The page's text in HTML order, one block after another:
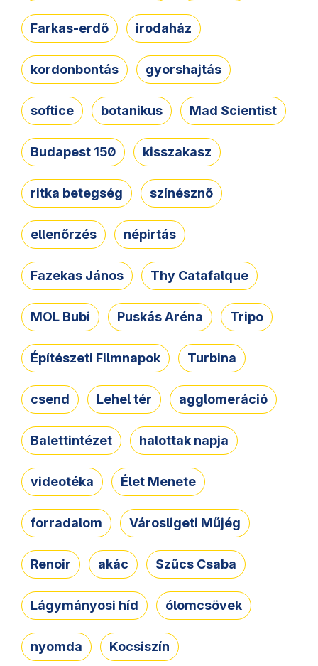
Farkas-erdő irodaház
kordonbontás gyorshajtás
softice botanikus Mad Scientist
Budapest 150 kisszakasz
ritka betegség színésznő
ellenőrzés népirtás
Fazekas János Thy Catafalque
MOL Bubi Puskás Aréna Tripo
Építészeti Filmnapok Turbina
csend Lehel tér agglomeráció
Balettintézet halottak napja
videotéka Élet Menete
forradalom Városligeti Műjég
Renoir akác Szűcs Csaba
Lágymányosi híd ólomcsövek
nyomda Kocsiszín